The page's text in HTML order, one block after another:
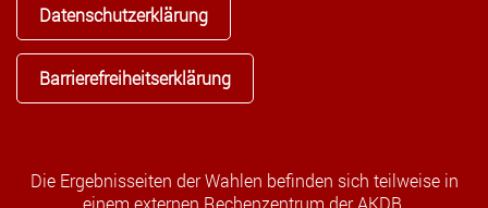
Datenschutzerklärung
Barrierefreiheitserklärung
Die Ergebnisseiten der Wahlen befinden sich teilweise in
einem externen Rechenzentrum der AKDB.